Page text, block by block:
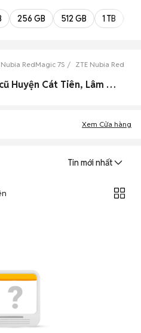
256 GB 512 GB 1 TB
Nubia RedMagic 7S ZTE Nubia
0 Zte Nubia Redmagic 7s cũ Huyện Cát Tiên, Lâm Đồng đẹp
Xem Cửa hàng
Tin mới nhất